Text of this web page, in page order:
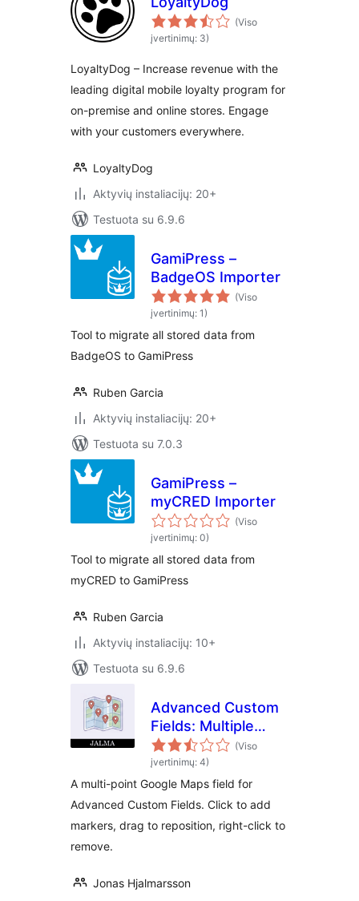
(Viso
įvertinimų: 3)
LoyaltyDog – Increase revenue with the
leading digital mobile loyalty program for
on-premise and online stores. Engage
with your customers everywhere.
LoyaltyDog
Aktyvių instaliacijų: 20+
Testuota su 6.9.6
GamiPress –
BadgeOS Importer
(Viso
įvertinimų: 1)
Tool to migrate all stored data from
BadgeOS to GamiPress
Ruben Garcia
Aktyvių instaliacijų: 20+
Testuota su 7.0.3
GamiPress –
myCRED Importer
(Viso
įvertinimų: 0)
Tool to migrate all stored data from
myCRED to GamiPress
Ruben Garcia
Aktyvių instaliacijų: 10+
Testuota su 6.9.6
Advanced Custom
Fields: Multiple
Coordinates (Viso
įvertinimų: 4)
A multi-point Google Maps field for
Advanced Custom Fields. Click to add
markers, drag to reposition, right-click to
remove.
Jonas Hjalmarsson